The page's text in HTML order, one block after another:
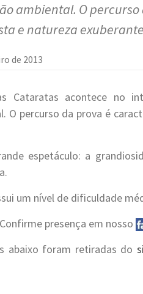
ambiental. O
e natureza
de 2013
Cataratas acontece no
O percurso da prova é
espetáculo: a
um nível de dificuldade
presença em nosso
abaixo foram retiradas do